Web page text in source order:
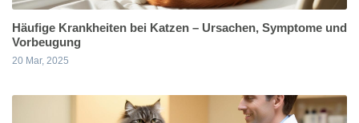
Häufige Krankheiten bei Katzen – Ursachen, Symptome und
Vorbeugung
20 Mar, 2025